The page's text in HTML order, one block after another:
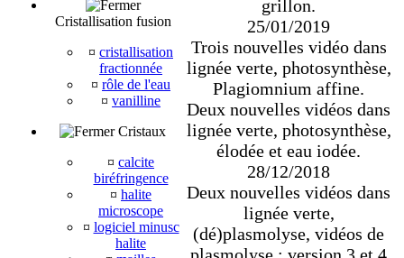
Cristallisation fusion
¤ cristallisation
fractionnée
¤ rôle de l'eau
¤ vanilline
Cristaux
¤ calcite
biréfringence
¤ halite
microscope
¤ logiciel minusc
halite
grillon.
25/01/2019
Trois nouvelles vidéo dans
lignée verte, photosynthèse,
Plagiomnium affine.
Deux nouvelles vidéos dans
lignée verte, photosynthèse,
élodée et eau iodée.
28/12/2018
Deux nouvelles vidéos dans
lignée verte,
(dé)plasmolyse, vidéos de
plasmolyse : version 3 et 4